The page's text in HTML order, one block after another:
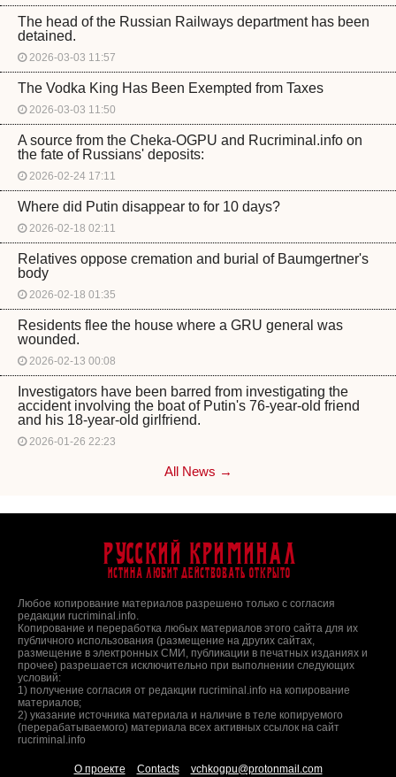
The head of the Russian Railways department has been
detained.
2026-03-03 11:57
The Vodka King Has Been Exempted from Taxes
2026-03-03 11:50
A source from the Cheka-OGPU and Rucriminal.info on
the fate of Russians' deposits:
2026-02-24 17:11
Where did Putin disappear to for 10 days?
2026-02-18 02:11
Relatives oppose cremation and burial of Baumgertner's
body
2026-02-18 01:35
Residents flee the house where a GRU general was
wounded.
2026-02-13 00:08
Investigators have been barred from investigating the
accident involving the boat of Putin's 76-year-old friend
and his 18-year-old girlfriend.
2026-01-26 22:23
All News →
Русский Криминал
Истина любит действовать открыто
Любое копирование материалов разрешено только с согласия
редакции rucriminal.info.
Копирование и переработка любых материалов этого сайта для их
публичного использования (размещение на других сайтах,
размещение в электронных СМИ, публикации в печатных изданиях и
прочее) разрешается исключительно при выполнении следующих
условий:
1) получение согласия от редакции rucriminal.info на копирование
материалов;
2) указание источника материала и наличие в теле копируемого
(перерабатываемого) материала всех активных ссылок на сайт
rucriminal.info
О проекте Contacts vchkogpu@protonmail.com